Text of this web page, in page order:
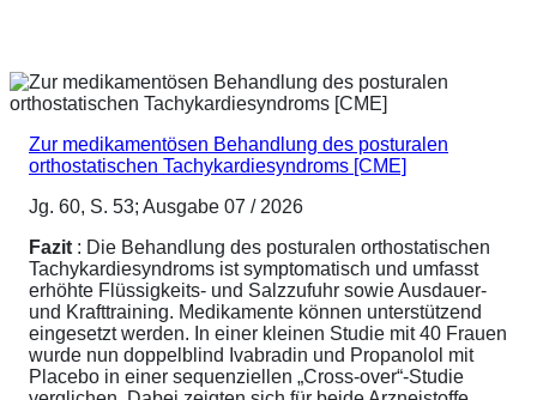
Zur medikamentösen Behandlung des posturalen
orthostatischen Tachykardiesyndroms [CME]
Jg. 60, S. 53; Ausgabe 07 / 2026
Fazit : Die Behandlung des posturalen orthostatischen
Tachykardiesyndroms ist symptomatisch und umfasst
erhöhte Flüssigkeits- und Salzzufuhr sowie Ausdauer-
und Krafttraining. Medikamente können unterstützend
eingesetzt werden. In einer kleinen Studie mit 40 Frauen
wurde nun doppelblind Ivabradin und Propanolol mit
Placebo in einer sequenziellen „Cross-over“-Studie